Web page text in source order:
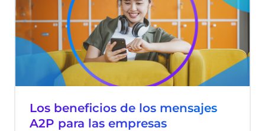
canales de comunicación más impactantes
hoy en día. Lee todo sobre las estadísticas
del SMS y su valor continuo para la
comunicación empresarial moderna.
Los beneficios de los mensajes
A2P para las empresas